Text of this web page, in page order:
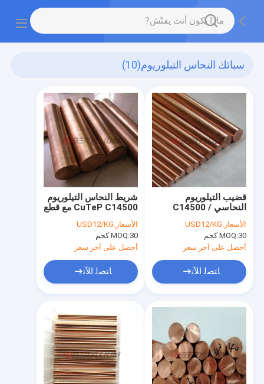
سبائك النحاس التيلوريوم(10)
شريط النحاس التيلوريوم
CuTeP C14500 مع قطع
خالية من الموصلية العالية
الأسعار:USD12/KG
MOQ:30 كجم
أحصل على آخر سعر
ﺎﺘﺼﻟ ﺍﻶﻧ
قضيب التيلوريوم
النحاسي C14500 /
C1450 ASTM B301
لوصلات السيارات
الأسعار:USD12/KG
MOQ:30 كجم
أحصل على آخر سعر
ﺎﺘﺼﻟ ﺍﻶﻧ